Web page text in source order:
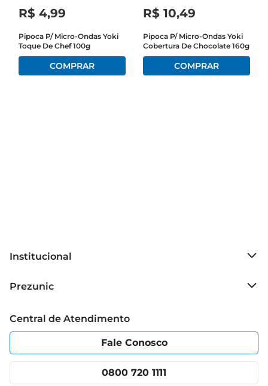
R$ 4,99
Pipoca P/ Micro-Ondas Yoki
Toque De Chef 100g
R$ 10,49
Pipoca P/ Micro-Ondas Yoki
Cobertura De Chocolate 160g
Institucional
Grupo Cencosud
Política de Privacidade
Portal do fornecedor
Cencosud Media
Prezunic
Código de Ética
App Prezunic
Central de Atendimento
Fale Conosco
0800 720 1111